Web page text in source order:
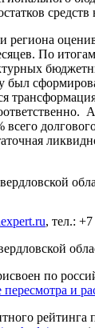
средств
региона
По итогам
был
, тел.:
по
пересмотра и
рейтинга